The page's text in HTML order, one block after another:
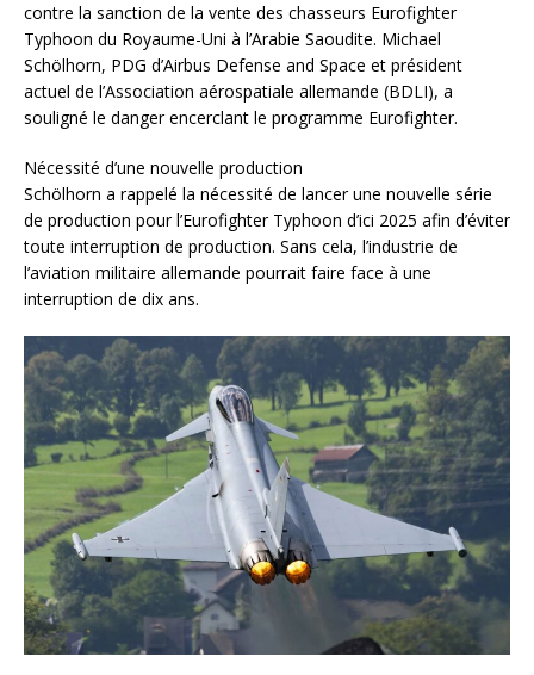
contre la sanction de la vente des chasseurs Eurofighter
Typhoon du Royaume-Uni à l’Arabie Saoudite. Michael
Schölhorn, PDG d’Airbus Defense and Space et président
actuel de l’Association aérospatiale allemande (BDLI), a
souligné le danger encerclant le programme Eurofighter.
Nécessité d’une nouvelle production
Schölhorn a rappelé la nécessité de lancer une nouvelle série
de production pour l’Eurofighter Typhoon d’ici 2025 afin d’éviter
toute interruption de production. Sans cela, l’industrie de
l’aviation militaire allemande pourrait faire face à une
interruption de dix ans.